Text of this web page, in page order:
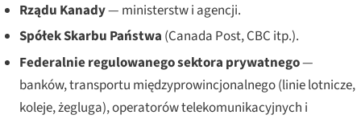
Rządu Kanady— ministerstw i agencji.
Spółek Skarbu Państwa (Canada Post, CBC itp.).
Federalnie regulowanego sektora prywatnego—
banków, transportu międzyprowincjonalnego (linie lotnicze,
koleje, żegluga), operatorów telekomunikacyjnych i